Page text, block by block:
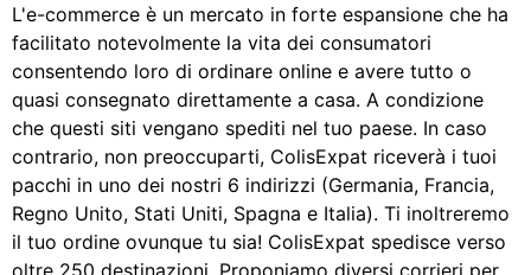
L'e-commerce è un mercato in forte espansione che ha
facilitato notevolmente la vita dei consumatori
consentendo loro di ordinare online e avere tutto o
quasi consegnato direttamente a casa. A condizione
che questi siti vengano spediti nel tuo paese. In caso
contrario, non preoccuparti, ColisExpat riceverà i tuoi
pacchi in uno dei nostri 6 indirizzi (Germania, Francia,
Regno Unito, Stati Uniti, Spagna e Italia). Ti inoltreremo
il tuo ordine ovunque tu sia! ColisExpat spedisce verso
oltre 250 destinazioni. Proponiamo diversi corrieri per